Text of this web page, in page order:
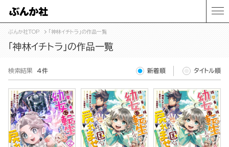
ぶんか社TOP 「神林イチトラ」の作品一覧
「神林イチトラ」の作品一覧
検索結果 4件 新着順 タイトル順